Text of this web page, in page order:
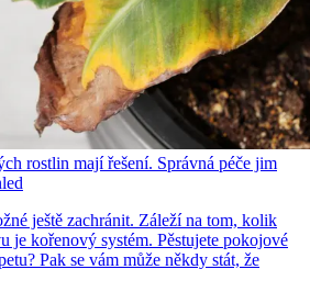
rostlin mají řešení. Správná péče jim
ještě zachránit. Záleží na tom, kolik
je kořenový systém. Pěstujete pokojové
Pak se vám může někdy stát, že